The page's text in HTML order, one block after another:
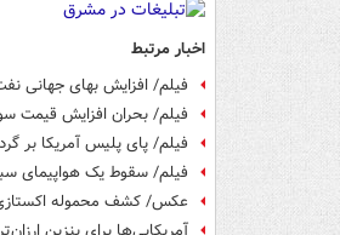
اخبار مرتبط
فیلم/ افزایش بهای جهانی
فیلم/ بحران افزایش قیمت
فیلم/ پای پلیس آمریکا بر گردن
فیلم/ سقوط یک هواپیمای
عکس/ کشف محموله اکستازی